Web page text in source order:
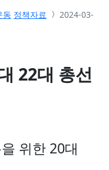
동 정책자료
2024-03-
22대 총선
위한 20대